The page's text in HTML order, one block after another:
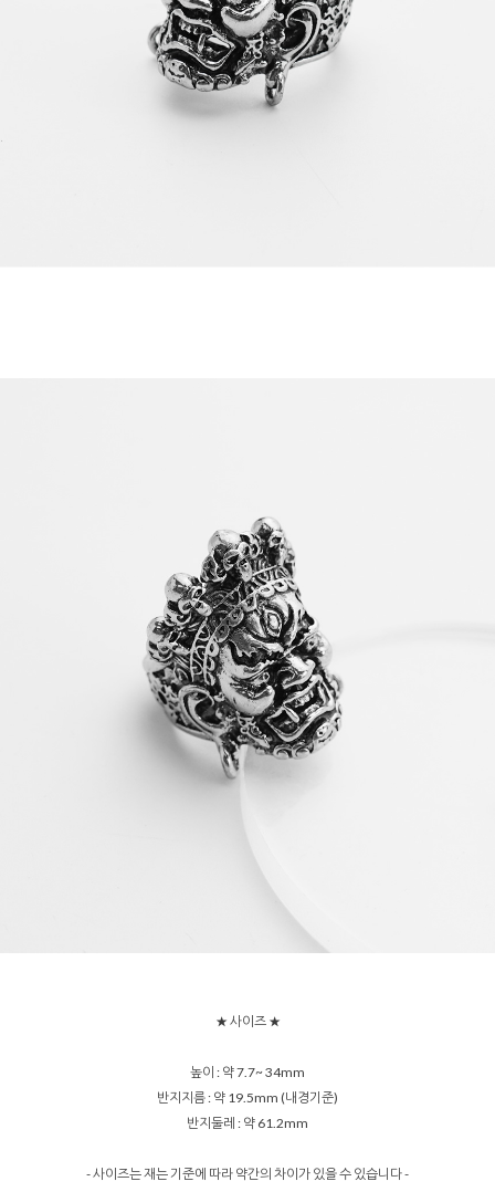
★ 사이즈 ★
높이 : 약 7.7~ 34mm
반지지름 : 약 19.5mm (내경기준)
반지둘레 : 약 61.2mm
- 사이즈는 재는 기준에 따라 약간의 차이가 있을 수 있습니다 -